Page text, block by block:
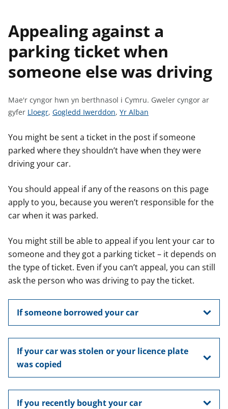
w
Appealing against a
parking ticket when
someone else was driving
Mae'r cyngor hwn yn berthnasol i Cymru. Gweler cyngor ar
gyfer G
e
l
e
c
n
g
r
a
r
g
e
Lloegr, G
e
l
e
n
g
r
a
r
g
e
Gogledd Iwerddon, G
e
l
r
a
r
g
e
Yr Alban
You might be sent a ticket in the post if someone
parked where they shouldn’t have when they were
driving your car.
You should appeal if any of the reasons on this page
apply to you, because you weren’t responsible for the
car when it was parked.
You might still be able to appeal if you lent your car to
someone and they got a parking ticket – it depends on
the type of ticket. Even if you can’t appeal, you can still
ask the person who was driving to pay the ticket.
If someone borrowed your car
If your car was stolen or your licence plate
was copied
If you recently bought your car